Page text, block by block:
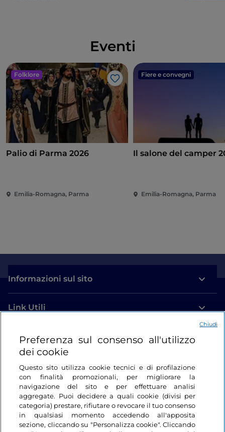
Eventi
Folklore
Like
Palio di Parma 2026
Emilia-Romagna, Parma
Fiere e convegni
Il salone del camper
Emilia-Romagna, Parma
Informazioni sul sito
Link Utili
Login
Restiamo in contatto
Preferenza sul consenso all'utilizzo
dei cookie
Questo sito utilizza cookie tecnici e di profilazione
con finalità promozionali, per migliorare la
navigazione del sito e per effettuare analisi
aggregate. Puoi decidere a quali cookie (divisi per
categoria) prestare, rifiutare o revocare il tuo consenso
in qualsiasi momento accedendo all'apposita
sezione, cliccando su "Personalizza cookie". Cliccando
Chiudi